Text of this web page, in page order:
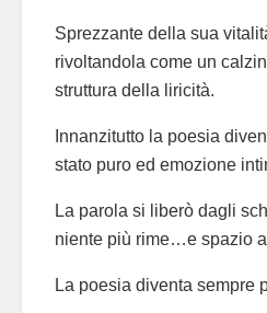
Sprezzante della sua
rivoltandola come un
struttura della liricità.
Innanzitutto la poesia
stato puro ed emozione
La parola si liberò dagli
niente più rime…e spazio
La poesia diventa sempre